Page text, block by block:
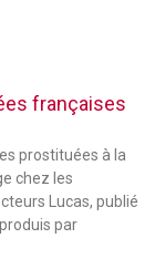
françaises
prostituées à la
chez les
Lucas, publié
par